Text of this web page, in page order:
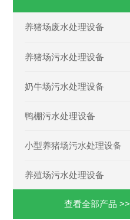
养猪场废水处理设备
养猪场污水处理设备
奶牛场污水处理设备
鸭棚污水处理设备
小型养猪场污水处理设备
养殖场污水处理设备
查看全部产品 >>